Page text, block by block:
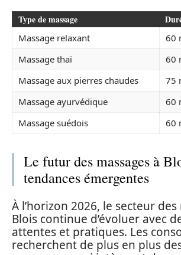
Type de massage
Massage relaxant 60
Massage thaï
60
Massage aux pierres chaudes
75
Massage ayurvédique
60
Massage suédois
60
Le futur des massages à
tendances émergentes
À l’horizon 2026, le secteur des
Blois continue d’évoluer avec
attentes et pratiques. Les
recherchent de plus en plus